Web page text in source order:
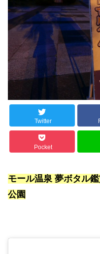
Twitter
Pocket
モール温泉 夢ボタル
公園